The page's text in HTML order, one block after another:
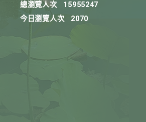
總瀏覽人次
15955247
今日瀏覽人次
2070